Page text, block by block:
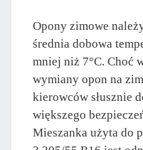
Opony zimowe
średnia dobowa
mniej niż 7°C. Choć
wymiany opon na
kierowców słusznie
większego
Mieszanka użyta do